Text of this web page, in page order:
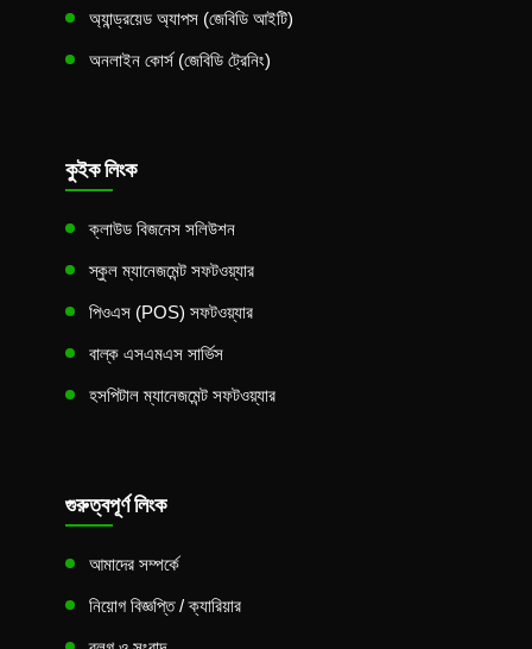
অ্যান্ড্রয়েড অ্যাপস (জেবিডি আইটি)
অনলাইন কোর্স (জেবিডি ট্রেনিং)
কুইক লিংক
ক্লাউড বিজনেস সলিউশন
স্কুল ম্যানেজমেন্ট সফটওয়্যার
পিওএস (POS) সফটওয়্যার
বাল্ক এসএমএস সার্ভিস
হসপিটাল ম্যানেজমেন্ট সফটওয়্যার
গুরুত্বপূর্ণ লিংক
আমাদের সম্পর্কে
নিয়োগ বিজ্ঞপ্তি / ক্যারিয়ার